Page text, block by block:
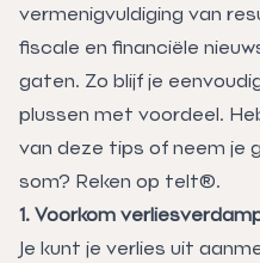
vermenigvuldiging van
fiscale en financiële
gaten. Zo blijf je
plussen met voordeel.
van deze tips of neem je
som? Reken op telt®.
1. Voorkom
Je kunt je verlies uit